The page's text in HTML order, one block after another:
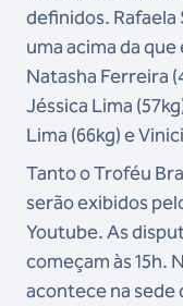
definidos. Rafaela
uma acima da
Natasha Ferreira
Jéssica Lima
Lima (66kg) e
Tanto o Troféu
serão exibidos
Youtube. As
começam às 15h.
acontece na sede